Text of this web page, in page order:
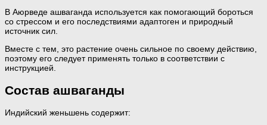
В Аюрведе ашваганда используется как помогающий бороться
со стрессом и его последствиями адаптоген и природный
источник сил.
Вместе с тем, это растение очень сильное по своему действию,
поэтому его следует применять только в соответствии с
инструкцией.
Состав ашваганды
Индийский женьшень содержит: